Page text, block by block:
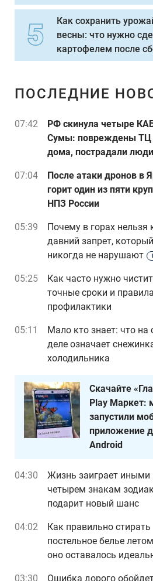
Как сохранить
весны: что нужно
картофелем после
ПОСЛЕДНИЕ
07:42
РФ скинула четыре
Сумы: повреждены
дома, пострадали люди
07:04
После атаки дронов в
горит один из пяти
НПЗ России
05:39
Почему в горах нельзя
давний запрет,
никогда не нарушают
05:25
Как часто нужно
точные сроки и правила
профилактики
05:11
Мало кто знает: что на
деле означает
холодильника
Скачайте
Play Маркет:
запустили
приложение
Android
04:30
Жизнь заиграет иными
четырем знакам
подарит новый шанс
04:02
Как правильно стирать
постельное белье
оно оставалось
03:30 Ошибка дорого